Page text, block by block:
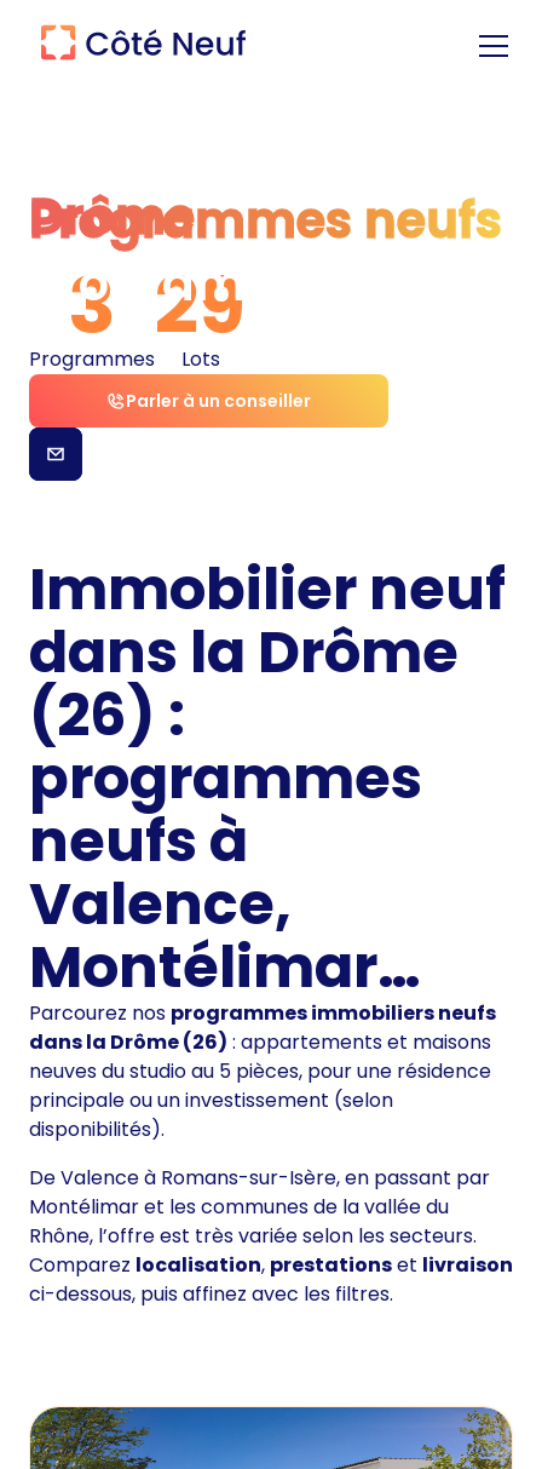
Programmes neufs
Programmes neufs
Drôme
3
Programmes29
Lots
Parler à un conseiller
Immobilier neuf
dans la Drôme
(26) :
programmes
neufs à
Valence,
Montélimar…
Parcourez nos programmes immobiliers neufs
dans la Drôme (26) : appartements et maisons
neuves du studio au 5 pièces, pour une résidence
principale ou un investissement (selon
disponibilités).
De Valence à Romans-sur-Isère, en passant par
Montélimar et les communes de la vallée du
Rhône, l’offre est très variée selon les secteurs.
Comparez localisation, prestationset livraison
ci-dessous, puis affinez avec les filtres.